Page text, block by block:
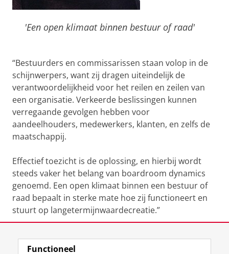
'Een open klimaat binnen bestuur of raad'
“Bestuurders en commissarissen staan volop in de
schijnwerpers, want zij dragen uiteindelijk de
verantwoordelijkheid voor het reilen en zeilen van
een organisatie. Verkeerde beslissingen kunnen
verregaande gevolgen hebben voor
aandeelhouders, medewerkers, klanten, en zelfs de
maatschappij.
Effectief toezicht is de oplossing, en hierbij wordt
steeds vaker het belang van boardroom dynamics
genoemd. Een open klimaat binnen een bestuur of
raad bepaalt in sterke mate hoe zij functioneert en
stuurt op langetermijnwaardecreatie.”
Kerndocent, sociaal psycholoog en hoogleraar
Functioneel